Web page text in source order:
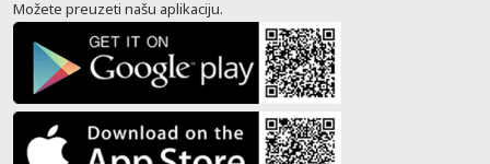
Možete preuzeti našu aplikaciju.